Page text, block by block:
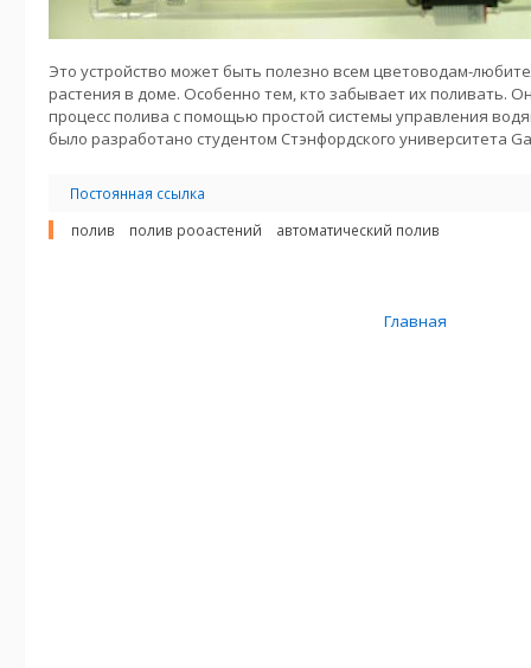
Это устройство может быть полезно всем цветоводам-
растения в доме. Особенно тем, кто забывает их поливать.
процесс полива с помощью простой системы управления
было разработано студентом Стэнфордского университета
Постоянная ссылка
полив
полив рооастений автоматический полив
Главная